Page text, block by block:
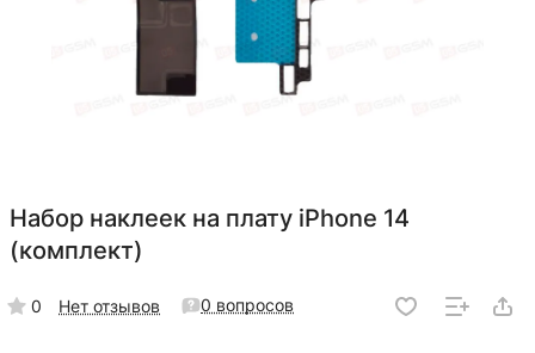
Набор наклеек на плату iPhone 14
(комплект)
0 Нет отзывов 0 вопросов